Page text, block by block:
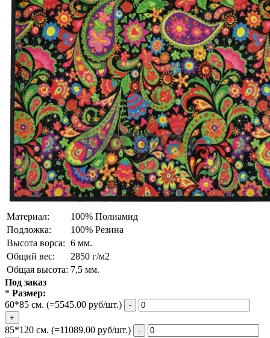
Материал:
100% Полиамид
Подложка:
100% Резина
Высота ворса: 6 мм.
Общий вес:
2850 г/м2
Общая высота: 7,5 мм.
Под заказ
* Размер:
60*85 см. (=5545.00 руб/шт.)
-
+
85*120 см. (=11089.00 руб/шт.)
-